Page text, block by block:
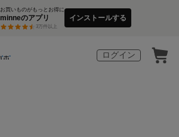
お買いものがもっとお得に
minneのアプリ
3万件以上
インストールする
ログイン